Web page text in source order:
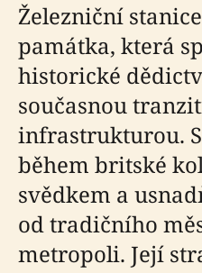
Železniční
památka, která
historické
současnou
infrastrukturou.
během britské
svědkem a
od tradičního
metropoli. Její